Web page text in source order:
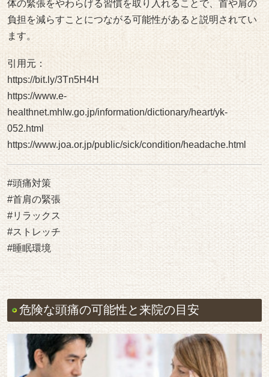
体の緊張をやわらげる習慣を取り入れることで、首や肩の
負担を減らすことにつながる可能性があると説明されてい
ます。
引用元：
https://bit.ly/3Tn5H4H
https://www.e-
healthnet.mhlw.go.jp/information/dictionary/heart/yk-
052.html
https://www.joa.or.jp/public/sick/condition/headache.html
#頭痛対策
#首肩の緊張
#リラックス
#ストレッチ
#睡眠環境
危険な頭痛の可能性と来院の目安